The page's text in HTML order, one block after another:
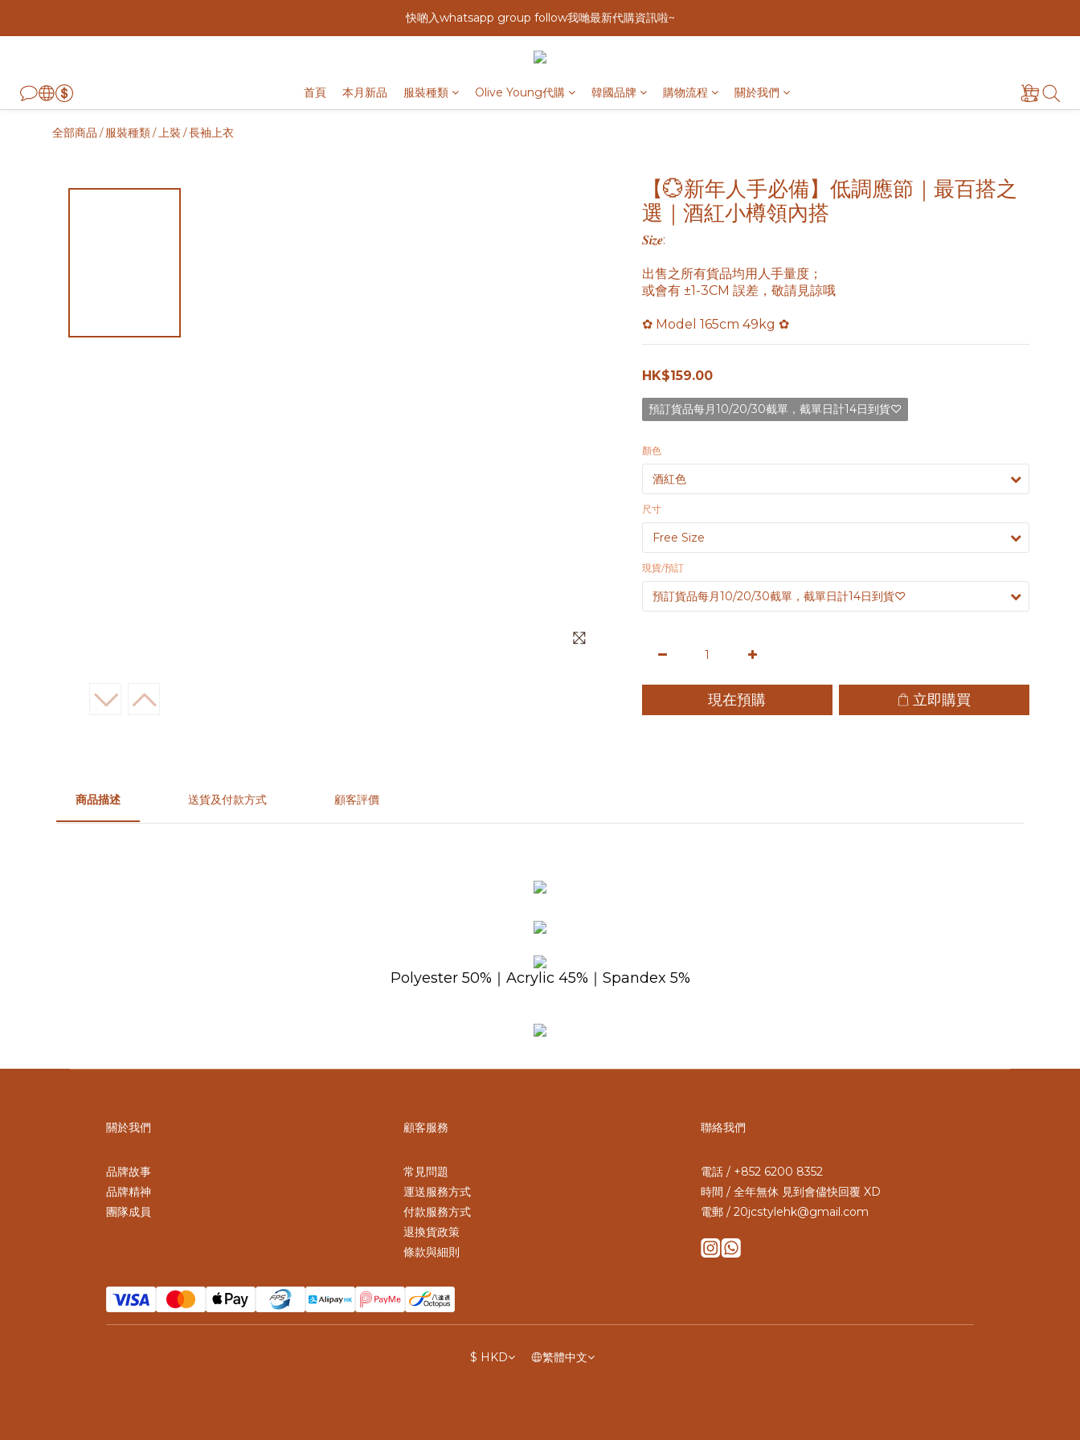
快啲入whatsapp group follow我哋最新代購資訊啦~
首頁 本月新品 服裝種類 Olive Young代購 韓國品牌 購物流程 關於我們
全部商品 /服裝種類/上裝/長袖上衣
【💮新年人手必備】低調應節｜最百搭之
選｜酒紅小樽領內搭
𝑺𝒊𝒛𝒆:
出售之所有貨品均用人手量度；
或會有 ±1-3CM 誤差，敬請見諒哦
✿ Model 165cm 49kg ✿
HK$159.00
預訂貨品每月10/20/30截單，截單日計14日到貨♡
顏色
尺寸
現貨/預訂
現在預購 立即購買
商品描述 送貨及付款方式 顧客評價
Polyester 50%｜Acrylic 45%｜Spandex 5%
關於我們
品牌故事
品牌精神
團隊成員
顧客服務
常見問題
運送服務方式
付款服務方式
退換貨政策
條款與細則
聯絡我們
電話 / +852 6200 8352
時間 / 全年無休 見到會儘快回覆 XD
電郵 / 20jcstylehk@gmail.com
$ HKD 繁體中文